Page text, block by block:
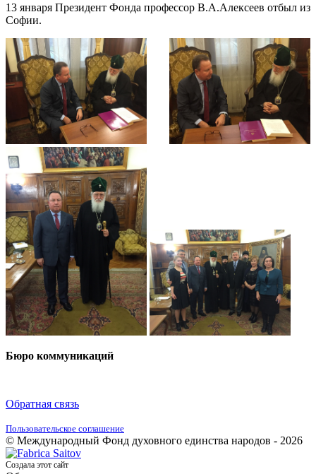
13 января Президент Фонда профессор В.А.Алексеев отбыл из
Софии.
Бюро коммуникаций
Обратная связь
Пользовательское соглашение
© Международный Фонд духовного единства народов - 2026
Создала этот сайт